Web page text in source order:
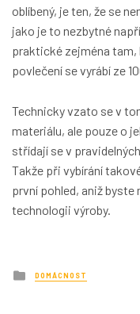
oblíbený, je ten, že se
jako je to nezbytné
praktické zejména
povlečení se vyrábí ze
Technicky vzato se v
materiálu, ale pouze o
střídají se v
Takže při vybírání
první pohled, aniž
technologii výroby.
Posted
in
DOMÁCNOST